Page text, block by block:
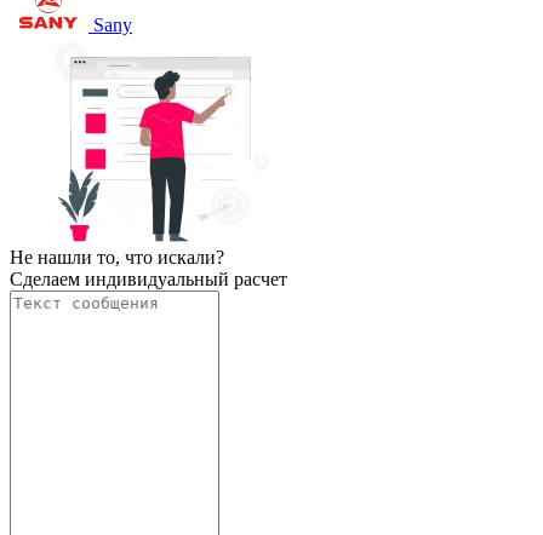
Sany
Не нашли то, что искали?
Сделаем индивидуальный расчет